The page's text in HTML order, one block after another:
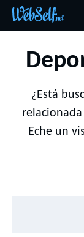
¿Está
Eche un